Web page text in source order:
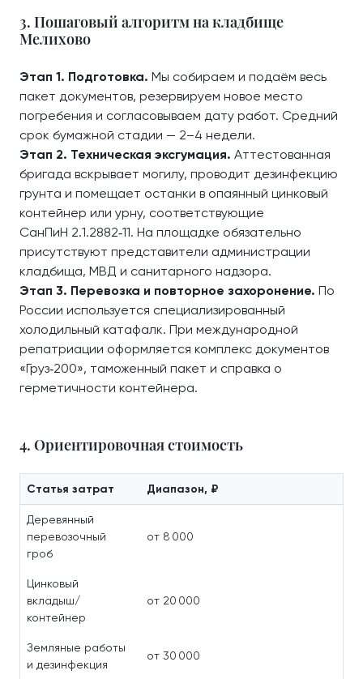
3. Пошаговый алгоритм на кладбище
Мелихово
Этап 1. Подготовка. Мы собираем и подаём весь
пакет документов, резервируем новое место
погребения и согласовываем дату работ. Средний
срок бумажной стадии — 2–4 недели.
Этап 2. Техническая эксгумация. Аттестованная
бригада вскрывает могилу, проводит дезинфекцию
грунта и помещает останки в опаянный цинковый
контейнер или урну, соответствующие
СанПиН 2.1.2882‑11. На площадке обязательно
присутствуют представители администрации
кладбища, МВД и санитарного надзора.
Этап 3. Перевозка и повторное захоронение. По
России используется специализированный
холодильный катафалк. При международной
репатриации оформляется комплекс документов
«Груз‑200», таможенный пакет и справка о
герметичности контейнера.
4. Ориентировочная стоимость
Статья затрат Диапазон, ₽
Деревянный
перевозочный
гроб
от 8 000
Цинковый
вкладыш/
контейнер
от 20 000
Земляные работы
и дезинфекция
от 30 000